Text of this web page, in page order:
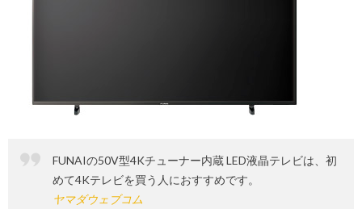
FUNAIの50V型4Kチューナー内蔵 LED液晶テレビは、初
めて4Kテレビを買う人におすすめです。
ヤマダウェブコム